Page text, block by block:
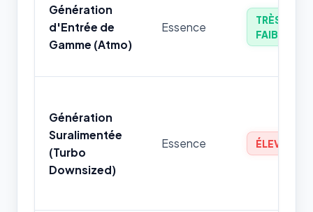
Génération
d'Entrée de
Gamme (Atmo)
Essence
TRÈS
FAIBLE
Génération
Suralimentée
(Turbo
Downsized)
Essence ÉLEVÉ